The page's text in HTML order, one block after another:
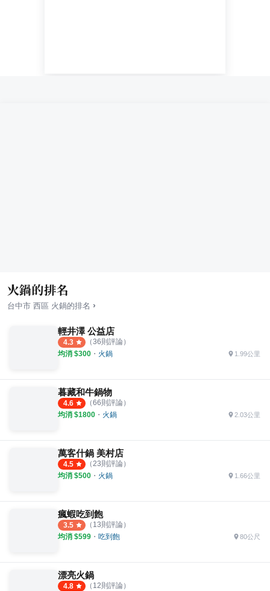
火鍋的排名
台中市 西區 火鍋的排名 ›
輕井澤 公益店
4.3 （36則評論）
均消 $300 ・ 火鍋 1.99公里
暮藏和牛鍋物
4.6 （66則評論）
均消 $1800 ・ 火鍋 2.03公里
萬客什鍋 美村店
4.5 （23則評論）
均消 $500 ・ 火鍋 1.66公里
瘋蝦吃到飽
3.5 （ 13則評論）
均消 $599 ・ 吃到飽 80公尺
漂亮火鍋
4.8 （ 12則評論）